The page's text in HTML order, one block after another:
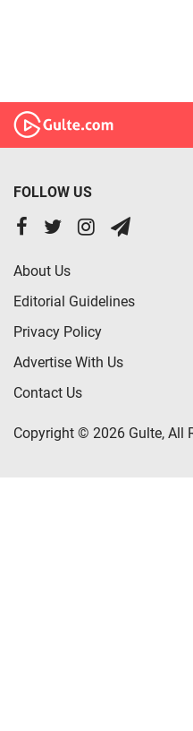
FOLLOW US
About Us
Editorial Guidelines
Privacy Policy
Advertise With Us
Contact Us
Copyright © 2026 Gulte, All